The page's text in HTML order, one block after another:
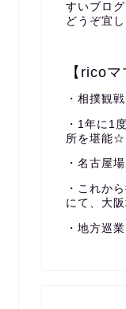
すいブロ
どうぞ宜
【rico
・相撲観
・1年に1
所を堪能☆
・名古屋
・これか
にて、大
・地方巡